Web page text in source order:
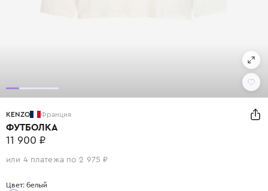
KENZO Франция
ФУТБОЛКА
11 900 ₽
или 4 платежа по 2 975 ₽
Цвет: белый